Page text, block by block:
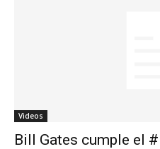
Videos
Bill Gates cumple el